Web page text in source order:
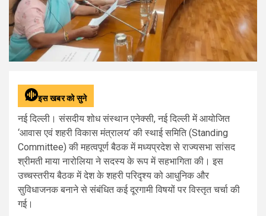
इस खबर को सुने
नई दिल्ली। संसदीय शोध संस्थान एनेक्सी, नई दिल्ली में आयोजित
‘आवास एवं शहरी विकास मंत्रालय’ की स्थाई समिति (Standing
Committee) की महत्वपूर्ण बैठक में मध्यप्रदेश से राज्यसभा सांसद
श्रीमती माया नारोलिया ने सदस्य के रूप में सहभागिता की। इस
उच्चस्तरीय बैठक में देश के शहरी परिदृश्य को आधुनिक और
सुविधाजनक बनाने से संबंधित कई दूरगामी विषयों पर विस्तृत चर्चा की
गई।